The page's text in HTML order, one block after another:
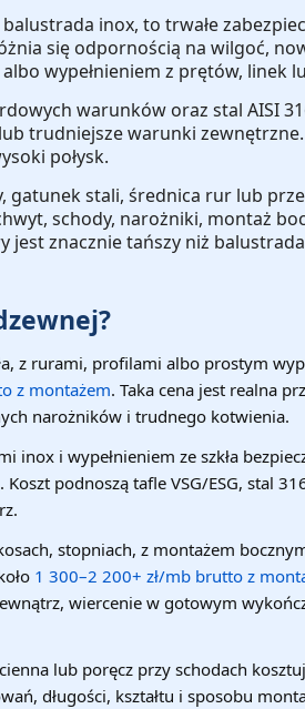
inox, to trwałe
się odpornością na wilgoć,
wypełnieniem z prętów, linek
warunków oraz stal AISI
trudniejsze warunki
połysk.
gatunek stali, średnica rur lub
schody, narożniki, montaż
jest znacznie tańszy niż
z rurami, profilami albo prostym
z montażem. Taka cena jest realna
narożników i trudnego kotwienia.
inox i wypełnieniem ze szkła
. Koszt podnoszą tafle VSG/ESG, stal
stopniach, z montażem
1 300–2 200+ zł/mb brutto z
wiercenie w gotowym
lub poręcz przy schodach
długości, kształtu i sposobu